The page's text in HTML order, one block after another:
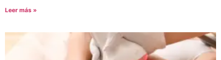
Leer más »